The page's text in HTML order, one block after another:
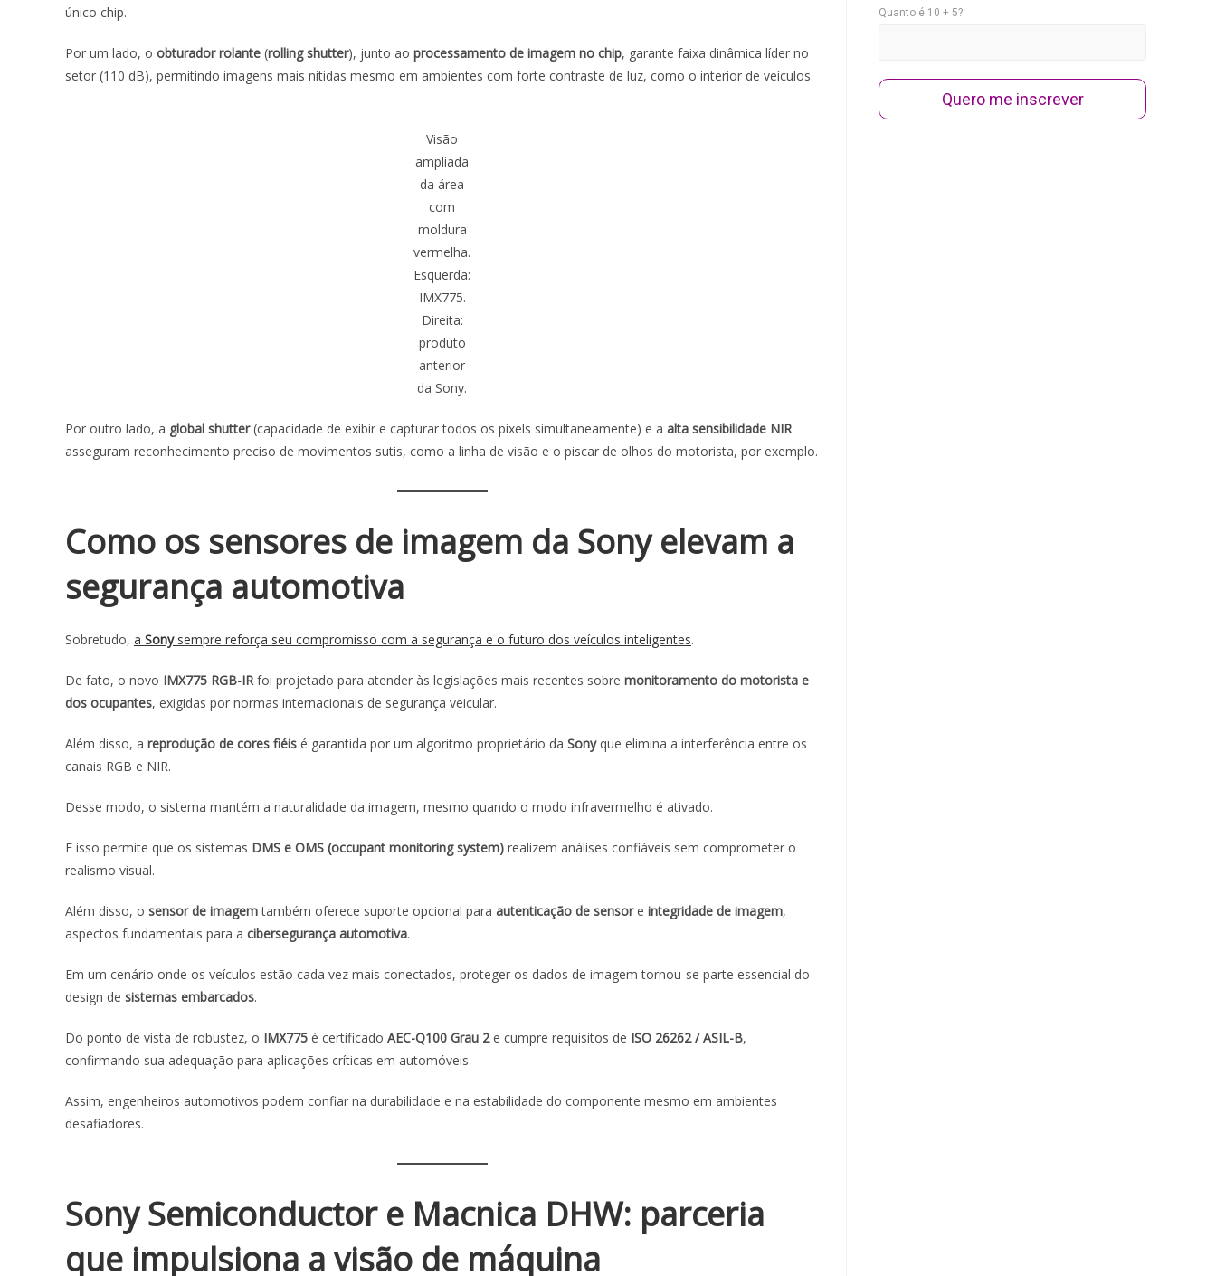
único chip.
Por um lado, o obturador rolante (rolling shutter), junto ao processamento de imagem no chip, garante faixa dinâmica líder no
setor (110 dB), permitindo imagens mais nítidas mesmo em ambientes com forte contraste de luz, como o interior de veículos.
Visão
ampliada
da área
com
moldura
vermelha.
Esquerda:
IMX775.
Direita:
produto
anterior
da Sony.
Por outro lado, a global shutter(capacidade de exibir e capturar todos os pixels simultaneamente) e a alta sensibilidade NIR
asseguram reconhecimento preciso de movimentos sutis, como a linha de visão e o piscar de olhos do motorista, por exemplo.
Como os sensores de imagem da Sony elevam a
segurança automotiva
Sobretudo, a Sonysempre reforça seu compromisso com a segurança e o futuro dos veículos inteligentes.
De fato, o novo IMX775 RGB-IRfoi projetado para atender às legislações mais recentes sobre monitoramento do motorista e
dos ocupantes, exigidas por normas internacionais de segurança veicular.
Além disso, a reprodução de cores fiéis é garantida por um algoritmo proprietário da Sonyque elimina a interferência entre os
canais RGB e NIR.
Desse modo, o sistema mantém a naturalidade da imagem, mesmo quando o modo infravermelho é ativado.
E isso permite que os sistemas DMS e OMS (occupant monitoring system) realizem análises confiáveis sem comprometer o
realismo visual.
Além disso, o sensor de imagemtambém oferece suporte opcional para autenticação de sensore integridade de imagem,
aspectos fundamentais para a cibersegurança automotiva.
Em um cenário onde os veículos estão cada vez mais conectados, proteger os dados de imagem tornou-se parte essencial do
design de sistemas embarcados.
Do ponto de vista de robustez, o IMX775 é certificado AEC-Q100 Grau 2e cumpre requisitos de ISO 26262 / ASIL-B,
confirmando sua adequação para aplicações críticas em automóveis.
Assim, engenheiros automotivos podem confiar na durabilidade e na estabilidade do componente mesmo em ambientes
desafiadores.
Sony Semiconductor e Macnica DHW: parceria
que impulsiona a visão de máquina
Quanto é 10 + 5?
Quero me inscrever